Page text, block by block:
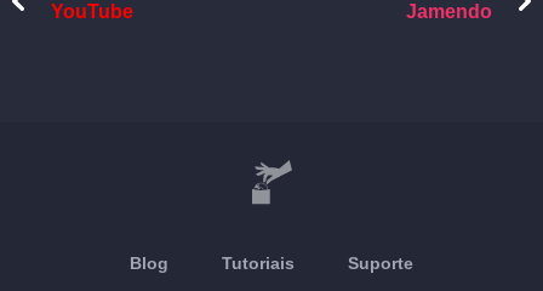
YouTube Jamendo
Blog Tutoriais Suporte